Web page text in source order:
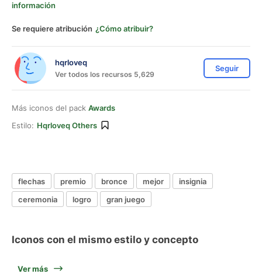
información
Se requiere atribución ¿Cómo atribuir?
hqrloveq
Ver todos los recursos 5,629
Seguir
Más iconos del pack Awards
Estilo: Hqrloveq Others
flechas premio bronce mejor
insignia
ceremonia
logro gran juego
Iconos con el mismo estilo y concepto
Ver más